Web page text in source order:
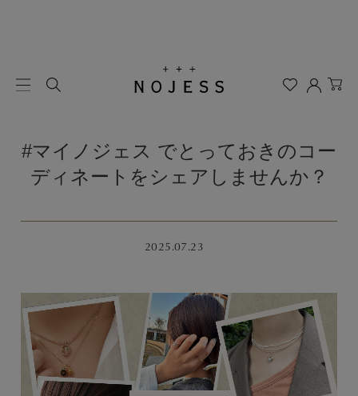
#マイノジェス でとっておきのコー
ディネートをシェアしませんか？
2025.07.23